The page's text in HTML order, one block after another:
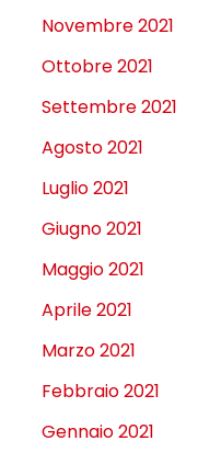
Novembre 2021
Ottobre 2021
Settembre 2021
Agosto 2021
Luglio 2021
Giugno 2021
Maggio 2021
Aprile 2021
Marzo 2021
Febbraio 2021
Gennaio 2021